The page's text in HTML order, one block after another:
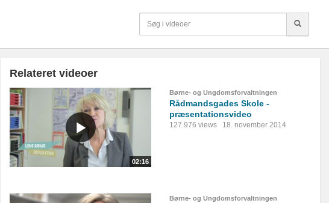
Relateret videoer
02:16
Børne- og Ungdomsforvaltningen
Rådmandsgades Skole -
præsentationsvideo
127.976 views 18. november 2014
Børne- og Ungdomsforvaltningen